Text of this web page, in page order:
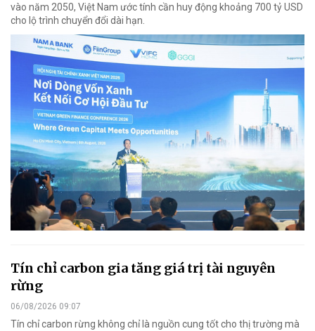
vào năm 2050, Việt Nam ước tính cần huy động khoảng 700 tỷ USD
cho lộ trình chuyển đổi dài hạn.
Tín chỉ carbon gia tăng giá trị tài nguyên
rừng
06/08/2026 09:07
Tín chỉ carbon rừng không chỉ là nguồn cung tốt cho thị trường mà